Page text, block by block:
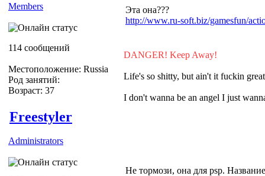
Members
114 сообщений
Местоположение: Russia
Род занятий:
Возраст: 37
Эта она???
http://www.ru-soft.biz/gamesfun/
DANGER! Keep Away!
Life's so shitty, but ain't it fuckin
I don't wanna be an angel I just
Freestyler
Administrators
Не тормози, она для psp.